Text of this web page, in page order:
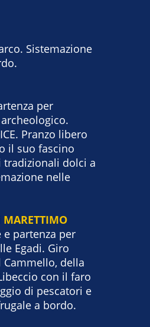
Sistemazione
per
Pranzo libero
il suo fascino
dolci a
nelle
partenza per
Egadi. Giro
della
con il faro
di pescatori e
a bordo.